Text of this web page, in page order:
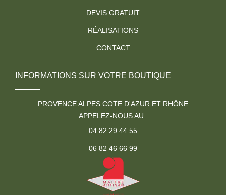
DEVIS GRATUIT
RÉALISATIONS
CONTACT
INFORMATIONS SUR VOTRE BOUTIQUE
PROVENCE ALPES COTE D'AZUR ET RHÔNE
APPELEZ-NOUS AU :
04 82 29 44 55
06 82 46 66 99